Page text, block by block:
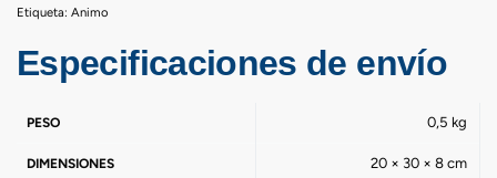
Etiqueta: Animo
Especificaciones de envío
PESO 0,5 kg
DIMENSIONES 20 × 30 × 8 cm